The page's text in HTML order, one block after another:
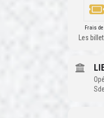
Frais
Les